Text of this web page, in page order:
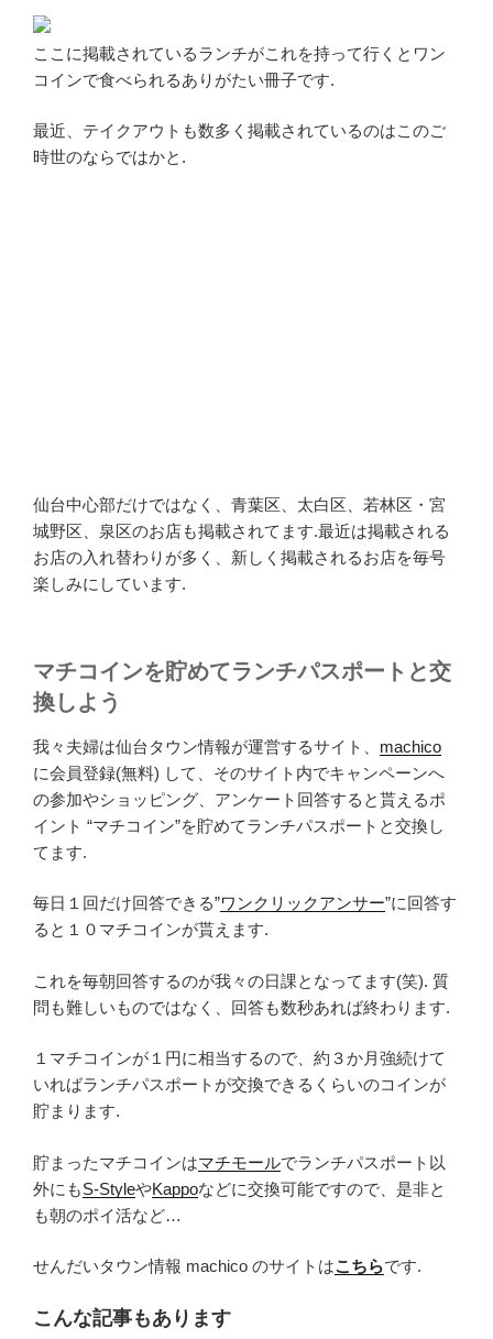
ここに掲載されているランチがこれを持って行くとワン
コインで食べられるありがたい冊子です.
最近、テイクアウトも数多く掲載されているのはこのご
時世のならではかと.
仙台中心部だけではなく、青葉区、太白区、若林区・宮
城野区、泉区のお店も掲載されてます.最近は掲載される
お店の入れ替わりが多く、新しく掲載されるお店を毎号
楽しみにしています.
マチコインを貯めてランチパスポートと交
換しよう
我々夫婦は仙台タウン情報が運営するサイト、 machico
に会員登録(無料) して、そのサイト内でキャンペーンへ
の参加やショッピング、アンケート回答すると貰えるポ
イント “マチコイン”を貯めてランチパスポートと交換し
てます.
毎日１回だけ回答できる”ワンクリックアンサー”に回答す
ると１０マチコインが貰えます.
これを毎朝回答するのが我々の日課となってます(笑). 質
問も難しいものではなく、回答も数秒あれば終わります.
１マチコインが１円に相当するので、約３か月強続けて
いればランチパスポートが交換できるくらいのコインが
貯まります.
貯まったマチコインはマチモールでランチパスポート以
外にもS-StyleやKappoなどに交換可能ですので、是非と
も朝のポイ活など…
せんだいタウン情報 machico のサイトはこちらです.
こんな記事もあります